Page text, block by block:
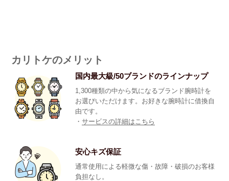
カリトケのメリット
国内最大級/50ブランドのラインナップ
1,300種類の中から気になるブランド腕時計を
お選びいただけます。お好きな腕時計に借換自
由です。
・サービスの詳細はこちら
安心キズ保証
通常使用による軽微な傷・故障・破損のお客様
負担なし。